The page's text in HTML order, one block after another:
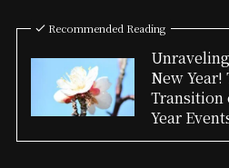
Recommended Reading
New
Transition
Year